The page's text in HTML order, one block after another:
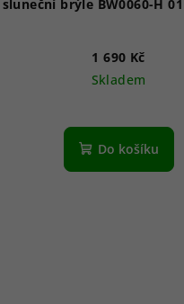
1 690 Kč
Skladem
Do košíku